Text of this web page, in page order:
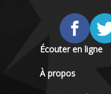
Écouter en ligne
À propos